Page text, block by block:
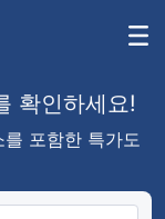
확인하세요!
포함한 특가도